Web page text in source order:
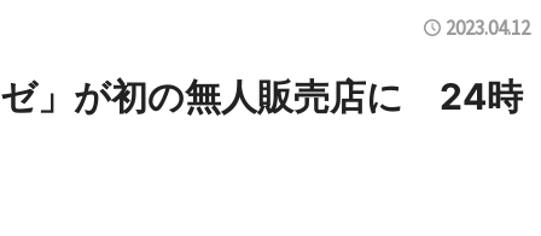
2023.04.12
」が初の無人販売店に 24時